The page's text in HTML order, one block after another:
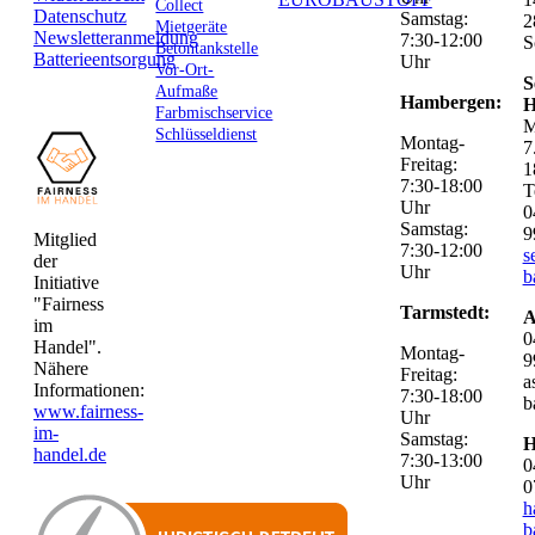
Datenschutz
Newsletteranmeldung
Batterieentsorgung
Mitglied
der
Initiative
"Fairness
im
Handel".
Nähere
Informationen:
www.fairness-
im-
handel.de
Collect
Mietgeräte
Betontankstelle
Vor-Ort-
Aufmaße
Farbmischservice
Schlüsseldienst
Samstag:
7:30-12:00
Uhr
Hambergen:
Montag-
Freitag:
7:30-18:00
Uhr
Samstag:
7:30-12:00
Uhr
Tarmstedt:
Montag-
Freitag:
7:30-18:00
Uhr
Samstag:
7:30-13:00
Uhr